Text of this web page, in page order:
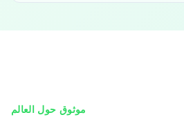
موثوق حول العالم